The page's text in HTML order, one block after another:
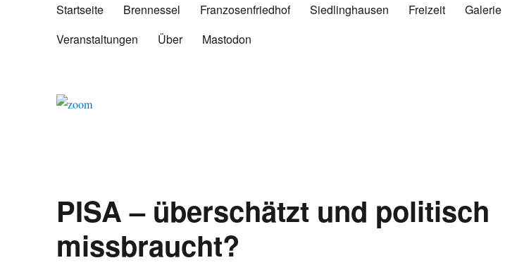
Startseite Brennessel Franzosenfriedhof Siedlinghausen Freizeit Galerie
Veranstaltungen
Über Mastodon
PISA – überschätzt und politisch
missbraucht?